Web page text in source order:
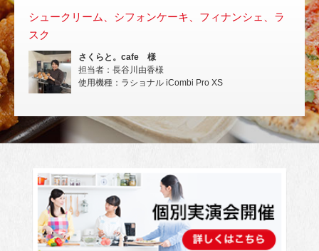
シュークリーム、シフォンケーキ、フィナンシェ、ラ
スク
さくらと。cafe 様
担当者：長谷川由香様
使用機種：ラショナル iCombi Pro XS
ス
い